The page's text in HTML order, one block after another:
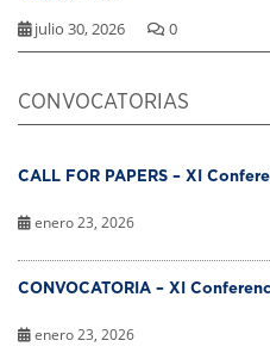
julio 30, 2026 0
CONVOCATORIAS
CALL FOR PAPERS – XI
enero 23, 2026
CONVOCATORIA – XI
enero 23, 2026